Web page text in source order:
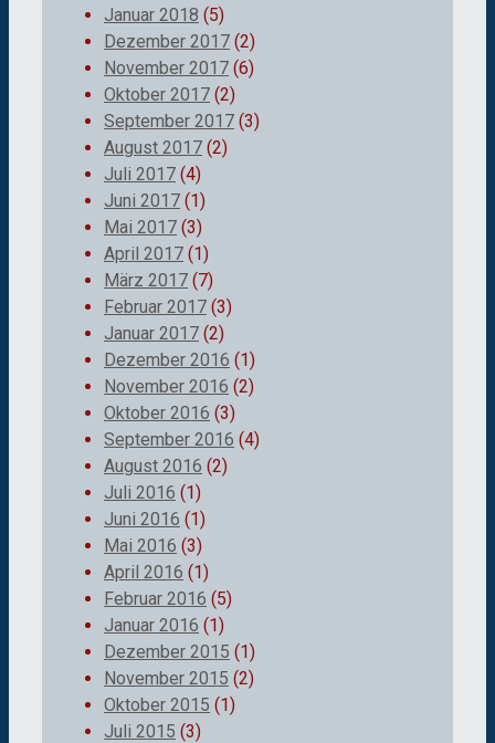
Januar 2018 (5)
Dezember 2017 (2)
November 2017 (6)
Oktober 2017 (2)
September 2017 (3)
August 2017 (2)
Juli 2017 (4)
Juni 2017 (1)
Mai 2017 (3)
April 2017 (1)
März 2017 (7)
Februar 2017 (3)
Januar 2017 (2)
Dezember 2016 (1)
November 2016 (2)
Oktober 2016 (3)
September 2016 (4)
August 2016 (2)
Juli 2016 (1)
Juni 2016 (1)
Mai 2016 (3)
April 2016 (1)
Februar 2016 (5)
Januar 2016 (1)
Dezember 2015 (1)
November 2015 (2)
Oktober 2015 (1)
Juli 2015 (3)